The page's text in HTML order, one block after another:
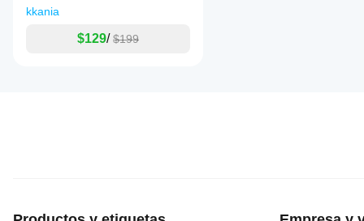
externos en
función de su
funcionalidad
kkania
$129/ $199